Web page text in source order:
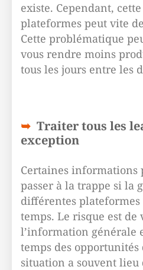
existe. Cependant,
plateformes peut vite
Cette problématique
vous rendre moins
tous les jours entre les
Traiter tous les
exception
Certaines informations
passer à la trappe si la
différentes
temps. Le risque est de
l’information générale
temps des opportunités
situation a souvent lieu